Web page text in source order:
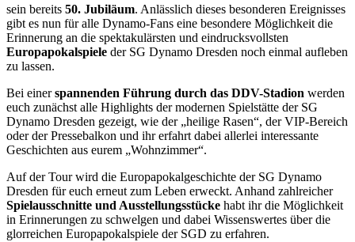
sein bereits 50. Jubiläum. Anlässlich dieses besonderen Ereignisses
gibt es nun für alle Dynamo-Fans eine besondere Möglichkeit die
Erinnerung an die spektakulärsten und eindrucksvollsten
Europapokalspiele der SG Dynamo Dresden noch einmal aufleben
zu lassen.
Bei einerspannenden Führung durch das DDV-Stadion werden
euch zunächst alle Highlights der modernen Spielstätte der SG
Dynamo Dresden gezeigt, wie der „heilige Rasen“, der VIP-Bereich
oder der Pressebalkon und ihr erfahrt dabei allerlei interessante
Geschichten aus eurem „Wohnzimmer“.
Auf der Tour wird die Europapokalgeschichte der SG Dynamo
Dresden für euch erneut zum Leben erweckt. Anhand zahlreicher
Spielausschnitte und Ausstellungsstücke habt ihr die Möglichkeit
in Erinnerungen zu schwelgen und dabei Wissenswertes über die
glorreichen Europapokalspiele der SGD zu erfahren.